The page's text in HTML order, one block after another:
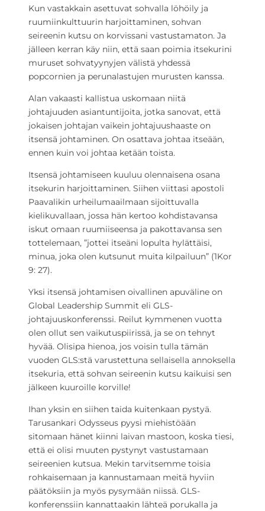
Kun vastakkain asettuvat sohvalla löhöily ja
ruumiinkulttuurin harjoittaminen, sohvan
seireenin kutsu on korvissani vastustamaton. Ja
jälleen kerran käy niin, että saan poimia itsekurini
muruset sohvatyynyjen välistä yhdessä
popcornien ja perunalastujen murusten kanssa.
Alan vakaasti kallistua uskomaan niitä
johtajuuden asiantuntijoita, jotka sanovat, että
jokaisen johtajan vaikein johtajuushaaste on
itsensä johtaminen. On osattava johtaa itseään,
ennen kuin voi johtaa ketään toista.
Itsensä johtamiseen kuuluu olennaisena osana
itsekurin harjoittaminen. Siihen viittasi apostoli
Paavalikin urheilumaailmaan sijoittuvalla
kielikuvallaan, jossa hän kertoo kohdistavansa
iskut omaan ruumiiseensa ja pakottavansa sen
tottelemaan, ”jottei itseäni lopulta hylättäisi,
minua, joka olen kutsunut muita kilpailuun” (1Kor
9: 27).
Yksi itsensä johtamisen oivallinen apuväline on
Global Leadership Summit eli GLS-
johtajuuskonferenssi. Reilut kymmenen vuotta
olen ollut sen vaikutuspiirissä, ja se on tehnyt
hyvää. Olisipa hienoa, jos voisin tulla tämän
vuoden GLS:stä varustettuna sellaisella annoksella
itsekuria, että sohvan seireenin kutsu kaikuisi sen
jälkeen kuuroille korville!
Ihan yksin en siihen taida kuitenkaan pystyä.
Tarusankari Odysseus pyysi miehistöään
sitomaan hänet kiinni laivan mastoon, koska tiesi,
että ei olisi muuten pystynyt vastustamaan
seireenien kutsua. Mekin tarvitsemme toisia
rohkaisemaan ja kannustamaan meitä hyviin
päätöksiin ja myös pysymään niissä. GLS-
konferenssiin kannattaakin lähteä porukalla ja